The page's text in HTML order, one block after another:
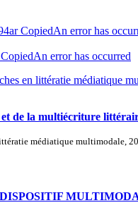
CopiedAn error has
CopiedAn error has occurred
en littératie médiatique
de la multiécriture
médiatique multimodale,